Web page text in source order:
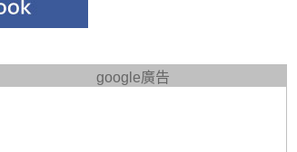
google廣告